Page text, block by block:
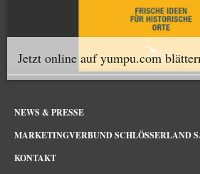
Jetzt online auf yumpu.com
NEWS & PRESSE
MARKETINGVERBUND SCHLÖSSERLAND
KONTAKT